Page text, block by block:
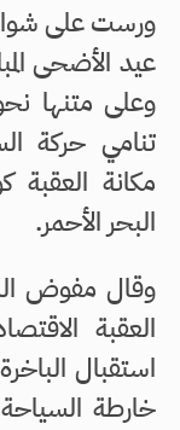
ورست على
تنامي حركة
مكانة العقبة
البحر الأحمر.
وقال مفوض
العقبة
استقبال
خارطة السياحة